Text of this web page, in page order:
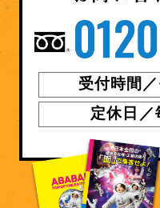
受付時間
定休日／